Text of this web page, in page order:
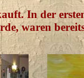
In der
waren